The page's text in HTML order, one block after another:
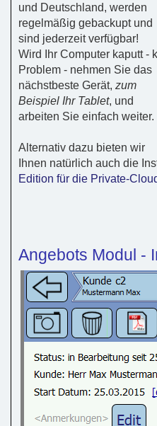
und Deutschland, werden
regelmäßig gebackupt und
sind jederzeit verfügbar!
Wird Ihr Computer kaputt -
Problem - nehmen Sie das
nächstbeste Gerät, zum
Beispiel Ihr Tablet, und
arbeiten Sie einfach weiter.
Alternativ dazu bieten wir
Ihnen natürlich auch die
Edition für die Private-
Angebots Modul -